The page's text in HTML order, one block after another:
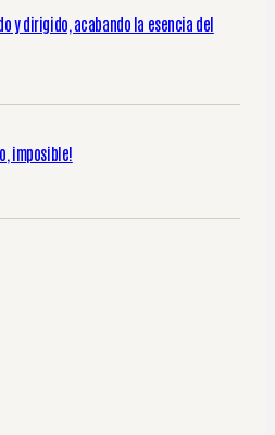
y dirigido, acabando la esencia del
imposible!